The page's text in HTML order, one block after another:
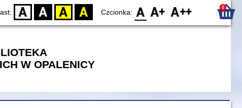
D BW YB BY Czcionka: F0 F1 F2 0
W OPALENICY